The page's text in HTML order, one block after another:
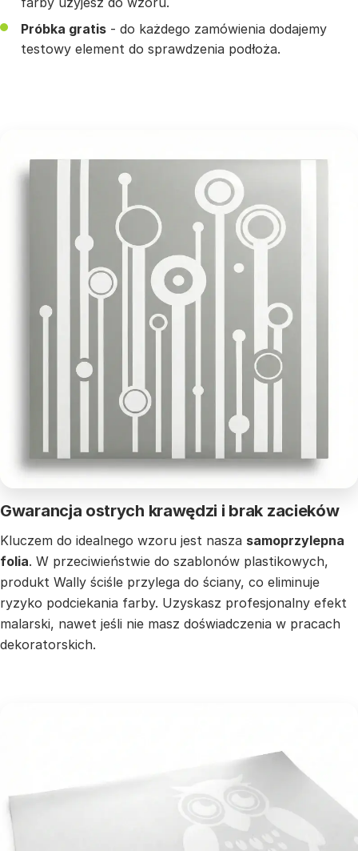
Próbka gratis - do każdego zamówienia dodajemy
testowy element do sprawdzenia podłoża.
Gwarancja ostrych krawędzi i brak zacieków
Kluczem do idealnego wzoru jest nasza samoprzylepna
folia. W przeciwieństwie do szablonów plastikowych,
produkt Wally ściśle przylega do ściany, co eliminuje
ryzyko podciekania farby. Uzyskasz profesjonalny efekt
malarski, nawet jeśli nie masz doświadczenia w pracach
dekoratorskich.